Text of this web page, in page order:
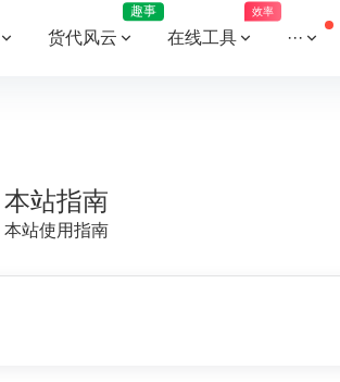
货代风云
趣事
在线工具
效率
···
本站指南
本站使用指南